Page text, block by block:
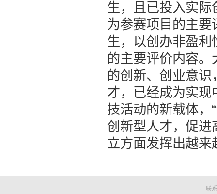
生，且已投入实
为参赛项目的主要
生，以创办非盈
的主要评价内容。
的创新、创业意
才，已经成为实
技活动的新载体，
创新型人才，促
立方面发挥出越来
联